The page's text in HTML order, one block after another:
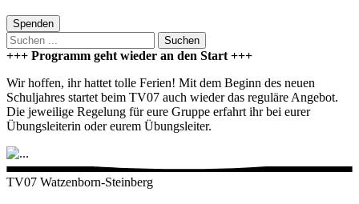
Spenden
Suchen
+++ Programm geht wieder an den Start +++
Wir hoffen, ihr hattet tolle Ferien! Mit dem Beginn des neuen
Schuljahres startet beim TV07 auch wieder das reguläre Angebot.
Die jeweilige Regelung für eure Gruppe erfahrt ihr bei eurer
Übungsleiterin oder eurem Übungsleiter.
TV07 Watzenborn-Steinberg